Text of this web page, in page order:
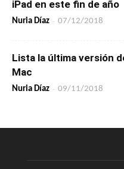
iPad en este fin de año
Nuria Díaz - 07/12/2018
Lista la última versión
Mac
Nuria Díaz - 09/11/2018